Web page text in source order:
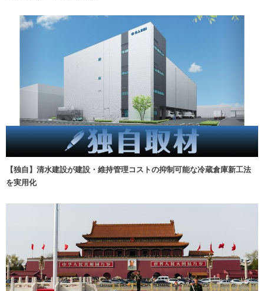
【独自】清水建設が建設・維持管理コストの抑制可能な冷蔵倉庫新工法
を実用化